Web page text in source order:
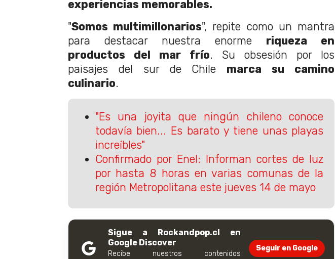
experiencias memorables.
"Somos multimillonarios", repite como un mantra
para destacar nuestra enorme riqueza en
productos del mar frío. Su obsesión por los
paisajes del sur de Chile marca su camino
culinario.
"Es una joyita que ningún chileno conoce
todavía bien... Es barato y tiene unas playas
increíbles"
Confirmado por Enel: Informan cortes de luz
por hasta 8 horas en varias comunas de la
región Metropolitana este jueves 14 de mayo
Sigue a Rockandpop.cl en
Google Discover
Recibe nuestros contenidos
Seguir en Google